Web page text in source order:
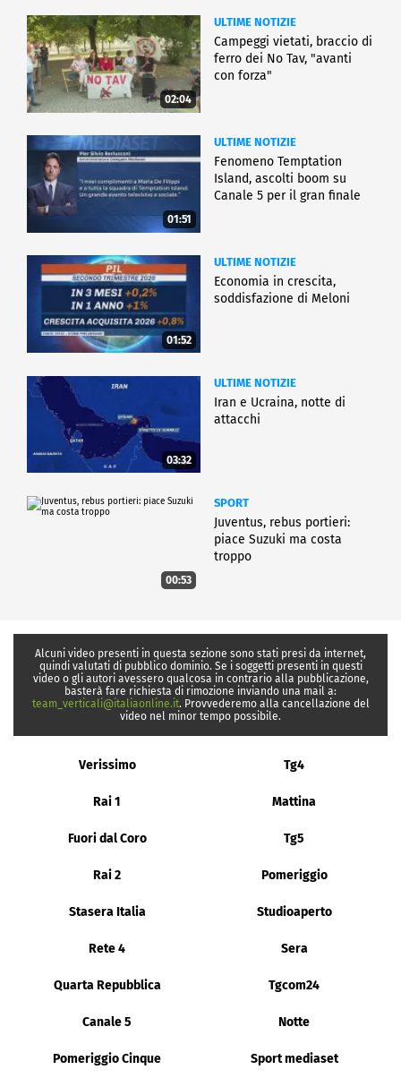
02:04
ULTIME NOTIZIE
Campeggi vietati, braccio di
ferro dei No Tav, "avanti
con forza"
01:51
ULTIME NOTIZIE
Fenomeno Temptation
Island, ascolti boom su
Canale 5 per il gran finale
01:52
ULTIME NOTIZIE
Economia in crescita,
soddisfazione di Meloni
03:32
ULTIME NOTIZIE
Iran e Ucraina, notte di
attacchi
00:53
SPORT
Juventus, rebus portieri:
piace Suzuki ma costa
troppo
Alcuni video presenti in questa sezione sono stati presi da internet,
quindi valutati di pubblico dominio. Se i soggetti presenti in questi
video o gli autori avessero qualcosa in contrario alla pubblicazione,
basterà fare richiesta di rimozione inviando una mail a:
team_verticali@italiaonline.it. Provvederemo alla cancellazione del
video nel minor tempo possibile.
Verissimo Tg4
Rai 1 Mattina
Fuori dal Coro Tg5
Rai 2 Pomeriggio
Stasera Italia Studioaperto
Rete 4 Sera
Quarta Repubblica Tgcom24
Canale 5 Notte
Pomeriggio Cinque Sport mediaset